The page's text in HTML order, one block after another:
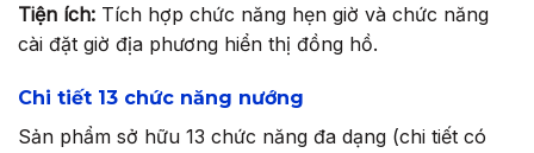
Tiện ích: Tích hợp chức năng hẹn giờ và chức năng
cài đặt giờ địa phương hiển thị đồng hồ.
Chi tiết 13 chức năng nướng
Sản phẩm sở hữu 13 chức năng đa dạng (chi tiết có